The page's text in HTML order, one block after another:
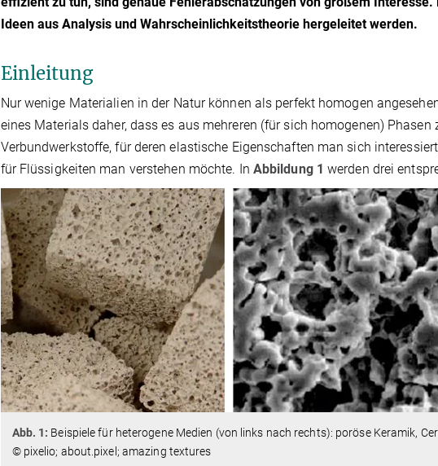
Ideen aus Analysis und Wahrscheinlichkeitstheorie hergeleitet werden.
Einleitung
Nur wenige Materialien in der Natur können als perfekt homogen
eines Materials daher, dass es aus mehreren (für sich homogenen)
Verbundwerkstoffe, für deren elastische Eigenschaften man sich
für Flüssigkeiten man verstehen möchte. In Abbildung 1 werden drei
Abb. 1: Beispiele für heterogene Medien (von links nach rechts): poröse Keramik,
© pixelio; about.pixel; amazing textures